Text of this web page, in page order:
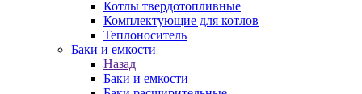
Котлы твердотопливные
Комплектующие для котлов
Теплоноситель
Баки и емкости
Назад
Баки и емкости